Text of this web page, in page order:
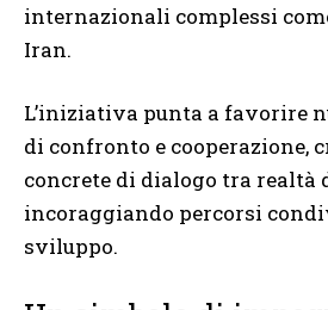
internazionali complessi
Iran.
L’iniziativa punta a favorire
di confronto e cooperazione,
concrete di dialogo tra realtà
incoraggiando percorsi
sviluppo.